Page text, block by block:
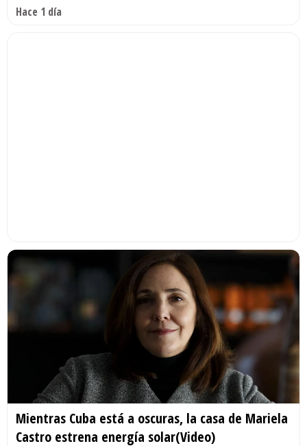
Hace 1 día
Mientras Cuba está a oscuras, la casa de Mariela
Castro estrena energía solar(Video)